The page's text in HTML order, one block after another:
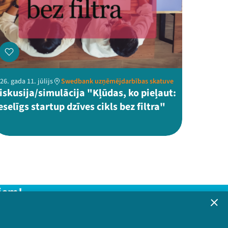
gada 11. jūlijs Swedbank uzņēmējdarbības skatuve
simulācija "Kļūdas, ko pieļaut:
startup dzīves cikls bez filtra"